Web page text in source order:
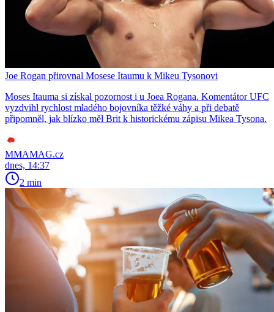
Joe Rogan přirovnal Mosese Itaumu k Mikeu Tysonovi
Moses Itauma si získal pozornost i u Joea Rogana. Komentátor UFC
vyzdvihl rychlost mladého bojovníka těžké váhy a při debatě
připomněl, jak blízko měl Brit k historickému zápisu Mikea Tysona.
MMAMAG.cz
dnes, 14:37
2 min